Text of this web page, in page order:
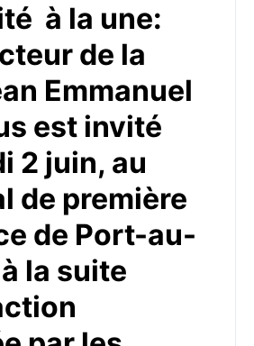
à la une:
de la
Emmanuel
est invité
2 juin, au
de première
de Port-au-
la suite